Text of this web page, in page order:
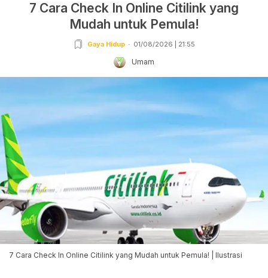
7 Cara Check In Online Citilink yang
Mudah untuk Pemula!
Gaya Hidup 01/08/2026 | 21:55
Umam
7 Cara Check In Online Citilink yang Mudah untuk Pemula! | Ilustrasi